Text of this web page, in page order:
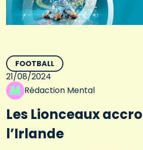
FOOTBALL
21/08/2024
Rédaction Mental
Les Lionceaux
l’Irlande